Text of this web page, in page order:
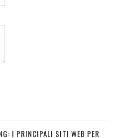
I PRINCIPALI SITI WEB PER